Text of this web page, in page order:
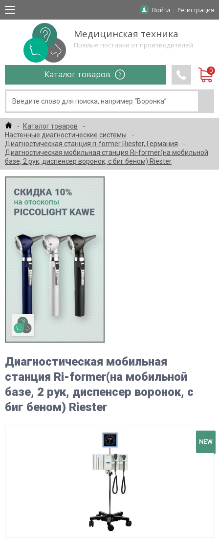
Войти Регистрация
Медицинская техника
Прямые поставки от производителей
Каталог товаров
Каталог товаров
Настенные диагностические системы
Диагностическая станция ri-former Riester, Германия
Диагностическая мобильная станция Ri-former(на мобильной
базе, 2 рук, диспенсер воронок, с биг беном) Riester
Диагностическая мобильная
станция Ri-former(на мобильной
базе, 2 рук, диспенсер воронок, с
биг беном) Riester
NEW